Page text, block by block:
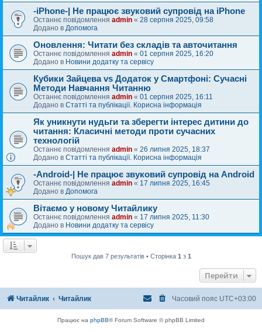
-iPhone-| Не працює звуковий супровід на iPhone
Останнє повідомлення admin « 28 серпня 2025, 09:58
Додано в Допомога
Оновлення: Читати без складів та авточитання
Останнє повідомлення admin « 01 серпня 2025, 16:20
Додано в Новини додатку та сервісу
Кубики Зайцева vs Додаток у Смартфоні: Сучасні
Методи Навчання Читанню
Останнє повідомлення admin « 01 серпня 2025, 16:11
Додано в Статті та публікації. Корисна інформація
Як уникнути нудьги та зберегти інтерес дитини до
читання: Класичні методи проти сучасних
технологій
Останнє повідомлення admin « 26 липня 2025, 18:37
Додано в Статті та публікації. Корисна інформація
-Android-| Не працює звуковий супровід на Android
Останнє повідомлення admin « 17 липня 2025, 16:45
Додано в Допомога
Вітаємо у новому Читайлику
Останнє повідомлення admin « 17 липня 2025, 11:30
Додано в Новини додатку та сервісу
Пошук дав 7 результатів • Сторінка 1з 1
Перейти
Читайлик Читайлик Часовий пояс UTC+03:00
Працює на phpBB® Forum Software © phpBB Limited